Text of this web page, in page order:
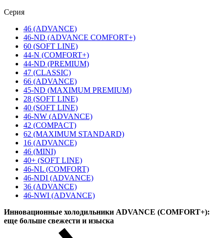
Серия
46 (ADVANCE)
46-ND (ADVANCE COMFORT+)
60 (SOFT LINE)
44-N (COMFORT+)
44-ND (PREMIUM)
47 (CLASSIC)
66 (ADVANCE)
45-ND (MAXIMUM PREMIUM)
28 (SOFT LINE)
40 (SOFT LINE)
46-NW (ADVANCE)
42 (COMPACT)
62 (MAXIMUM STANDARD)
16 (ADVANCE)
46 (MINI)
40+ (SOFT LINE)
46-NL (COMFORT)
46-NDI (ADVANCE)
36 (ADVANCE)
46-NWI (ADVANCE)
Инновационные холодильники ADVANCE (COMFORT+):
еще больше свежести и изыска